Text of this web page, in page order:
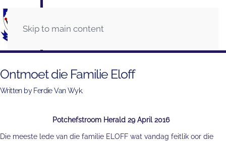
Skip to main content
Ontmoet die Familie Eloff
Written by Ferdie Van Wyk.
Potchefstroom Herald 29 April 2016
Die meeste lede van die familie ELOFF wat vandag feitlik oor die